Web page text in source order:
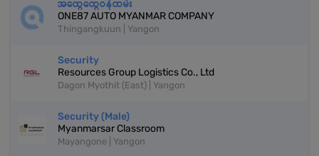
အထွေထွေဝန်ထမ်း
ONE87 AUTO MYANMAR COMPANY
Thingangkuun | Yangon
Security
Resources Group Logistics Co., Ltd
Dagon Myothit (East) | Yangon
Security (Male)
Myanmarsar Classroom
Mayangone | Yangon